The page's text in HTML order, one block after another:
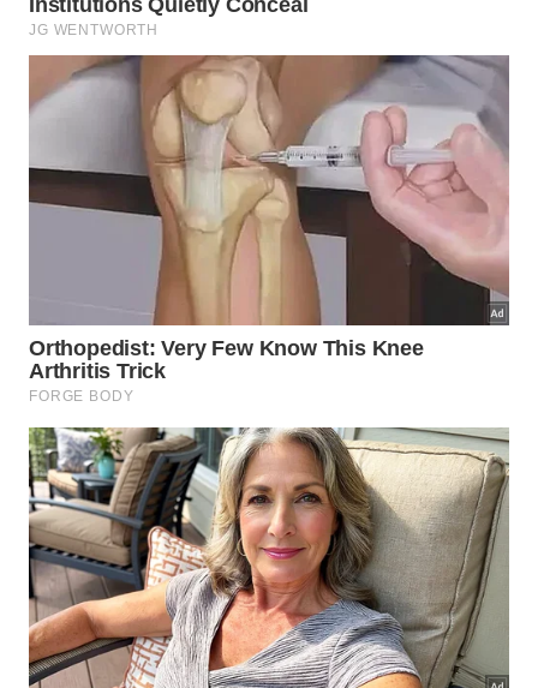
que, com seleção adequada de espécies e
a dinâmica de carbono de regiões que antes eram
consideradas irrecuperáveis.
A pesquisadora norueguesa Gunnhild Søgaard,
especialista em florestas e clima do Instituto
Norueguês de Bioeconomia, confirma que existe um
potencial significativo de captura de CO₂ através do
plantio de florestas em novas áreas. No entanto, ela
alerta que a escolha das espécies e do local é